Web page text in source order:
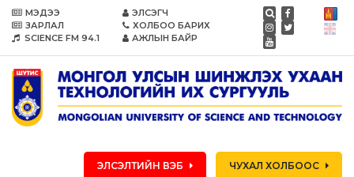
МЭДЭЭ
ЗАРЛАЛ
SCIENCE FM 94.1
ЭЛСЭГЧ
ХОЛБОО БАРИХ
АЖЛЫН БАЙР
ЭЛСЭЛТИЙН ВЭБ ЧУХАЛ ХОЛБООС